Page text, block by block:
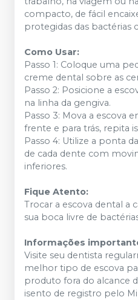
compacto, de fácil
protegidas das bactérias
Como Usar:
Passo 1: Coloque uma
creme dental sobre as
Passo 2: Posicione a
na linha da gengiva.
Passo 3: Mova a escova
frente e para trás, repita
Passo 4: Utilize a ponta
de cada dente com
inferiores.
Fique Atento:
Trocar a escova dental a
sua boca livre de
Informações
Visite seu dentista
melhor tipo de escova
produto fora do alcance
isento de registro pelo